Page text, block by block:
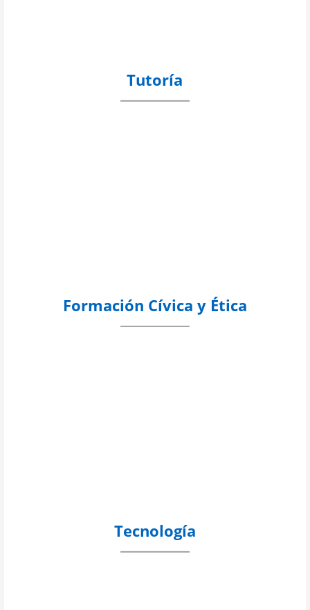
Tutoría
Formación Cívica y Ética
Tecnología